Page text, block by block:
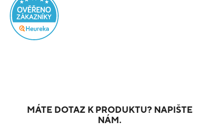
MÁTE DOTAZ K PRODUKTU? NAPIŠTE
NÁM.